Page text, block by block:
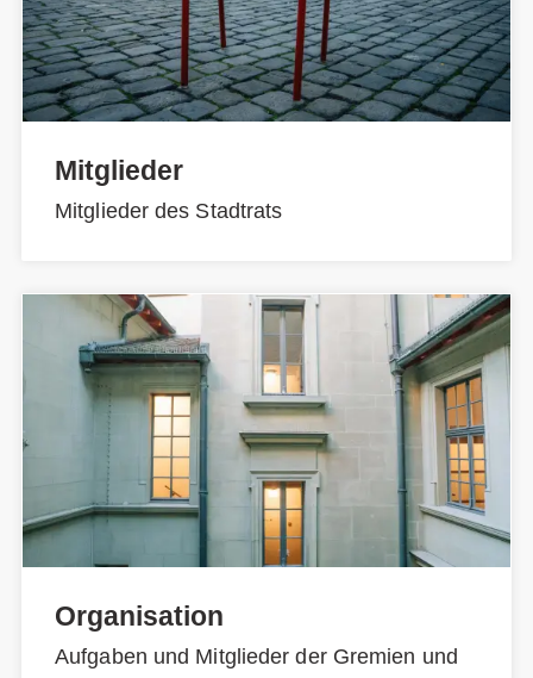
Mitglieder
Mitglieder des Stadtrats
Organisation
Aufgaben und Mitglieder der Gremien und